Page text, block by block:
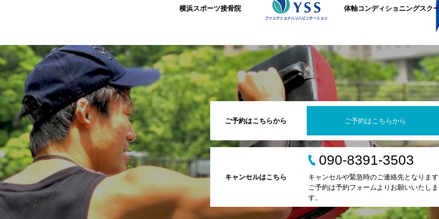
横浜スポーツ接骨院 体軸コンディショニングスク
ご予約はこちらから ご予約はこちらから
キャンセルはこちら
090-8391-3503
キャンセルや緊急時のご連絡先となりま
ご予約は予約フォームよりお願いいたしま
す。